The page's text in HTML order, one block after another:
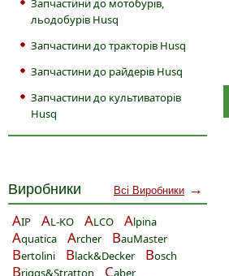
Запчастини до мотобурів,
льодобурів Husq
Запчастини до тракторів Husq
Запчастини до райдерів Husq
Запчастини до культиваторів
Husq
Виробники Всі Виробники →
AIP AL-KO ALCO Alpina
Aquatica Archer BauMaster
Bertolini Black&Decker Bosch
Briggs&Stratton Caber